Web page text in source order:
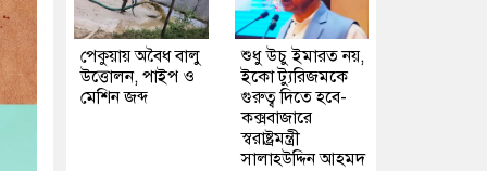
পেকুয়ায় অবৈধ বালু
উত্তোলন, পাইপ ও
মেশিন জব্দ
শুধু উচু ইমারত নয়,
ইকো ট্যুরিজমকে
গুরুত্ব দিতে হবে-
কক্সবাজারে
স্বরাষ্ট্রমন্ত্রী
সালাহউদ্দিন আহমদ